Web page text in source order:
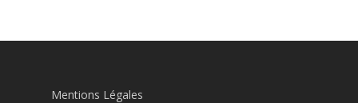
Mentions Légales